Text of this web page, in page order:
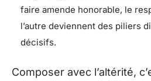
faire amende honorable, le
l’autre deviennent des piliers
décisifs.
Composer avec l’altérité,